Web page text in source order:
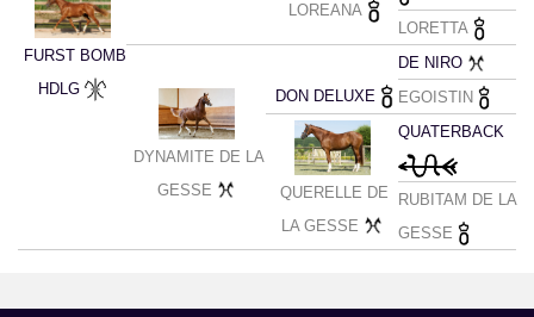
FURST BOMB
HDLG
LOREANA
LORETTA
DYNAMITE DE LA
GESSE
DON DELUXE
DE NIRO
EGOISTIN
QUERELLE DE
LA GESSE
QUATERBACK
RUBITAM DE LA
GESSE